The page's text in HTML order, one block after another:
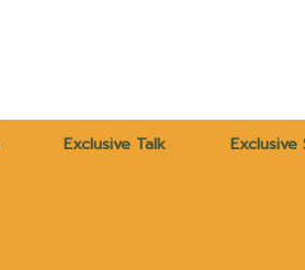
Exclusive Talk Exclusive